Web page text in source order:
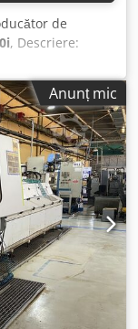
de
, Descriere:
comandă:
Cursa axelor
aprox. 33.000
1 x ax
HSK-A 63 Putere:
12 poziții Axă B:
Stația de
+ 1 x ax
HSK-A 63
scule: 12
forță de
250 mm Stația
vertical
Anunț mic